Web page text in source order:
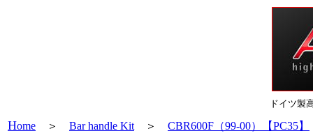
ドイツ製
Home ＞ Bar handle Kit ＞ CBR600F（99-00）【PC35】